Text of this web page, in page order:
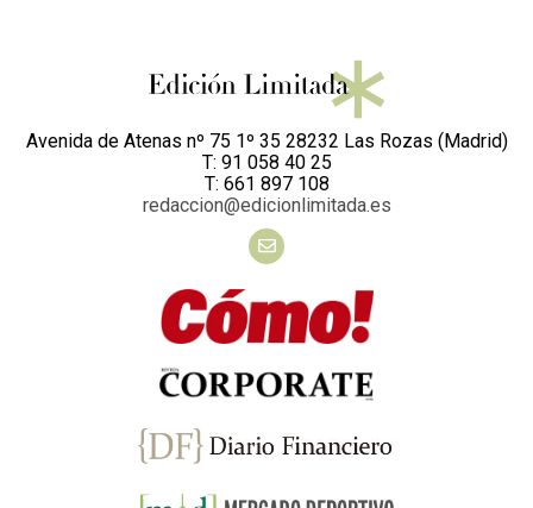
Avenida de Atenas nº 75 1º 35 28232 Las Rozas (Madrid)
T: 91 058 40 25
T: 661 897 108
redaccion@edicionlimitada.es